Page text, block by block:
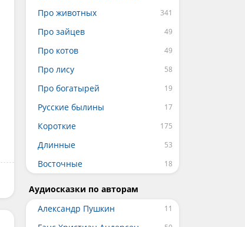
Про животных
Про зайцев
Про котов
Про лису
Про богатырей
Русские былины
Короткие
Длинные
Восточные
Аудиосказки по авторам
Александр Пушкин